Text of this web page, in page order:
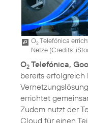
O2Telefónica
Netze (Credits:
O2 Telefónica,
bereits
errichtet
Zudem nutzt der
Cloud für einen